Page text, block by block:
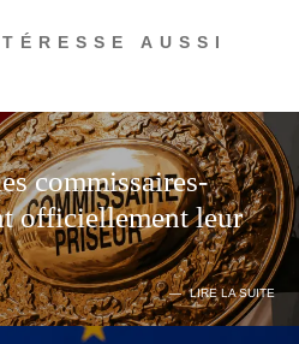
AUSSI
commissaires-
officiellement leur
LIRE LA SUITE